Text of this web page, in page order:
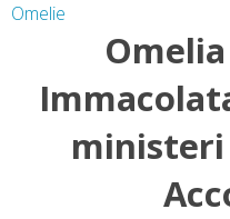
Omelie